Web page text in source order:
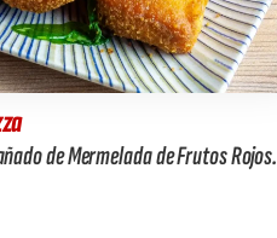
de Mermelada de Frutos Rojos.